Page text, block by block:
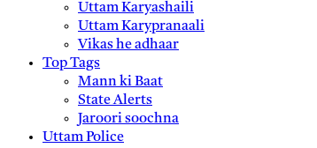
Uttam Karyashaili
Uttam Karypranaali
Vikas he adhaar
Top Tags
Mann ki Baat
State Alerts
Jaroori soochna
Uttam Police